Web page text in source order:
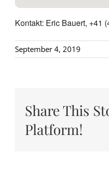
Kontakt: Eric Bauert, +41
September 4, 2019
Share This
Platform!